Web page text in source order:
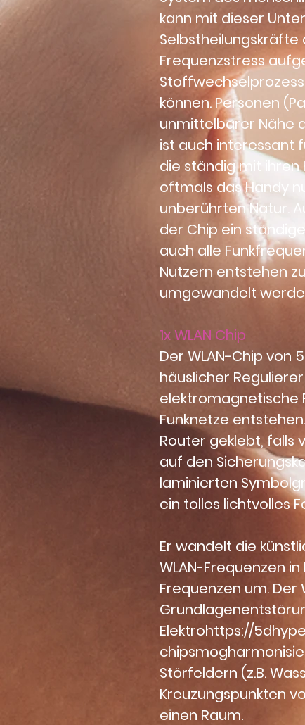
kann mit dieser
Selbstheilungskräfte
Frequenzstress
können. Personen
unmittelbarer Nähe
ist auch interessant
die ständig mit ihren
oftmals das Handy
unberührten Natur.
der Chip ein
auch alle
Nutzern entstehen
umgewandelt
1x WLAN Chip
Der WLAN-Chip von
häuslicher
elektromagnetische
Funknetze
Router geklebt, falls
auf den
laminierten
ein tolles lichtvolles
Er wandelt die
WLAN-Frequenzen
Frequenzen um. Der
Elektrohttps://
Störfeldern (z.B.
Kreuzungspunkten
einen Raum.